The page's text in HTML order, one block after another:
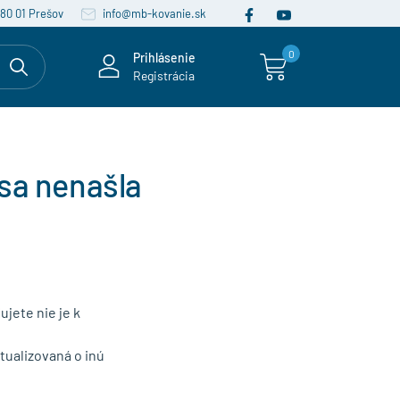
01 Prešov info@mb-kovanie.sk
Prihlásenie
Registrácia
0
nenašla
nie je k
o inú